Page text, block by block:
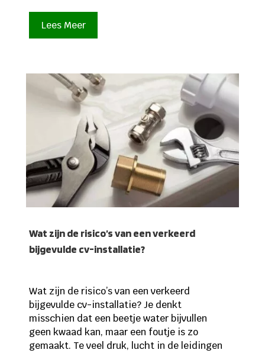
Lees Meer
Wat zijn de risico’s van een verkeerd
bijgevulde cv-installatie?
Wat zijn de risico’s van een verkeerd
bijgevulde cv-installatie? Je denkt
misschien dat een beetje water bijvullen
geen kwaad kan, maar een foutje is zo
gemaakt. Te veel druk, lucht in de leidingen